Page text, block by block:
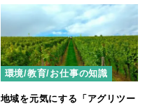
環境/教育/お仕事の知識
地域を元気にする「アグリツー